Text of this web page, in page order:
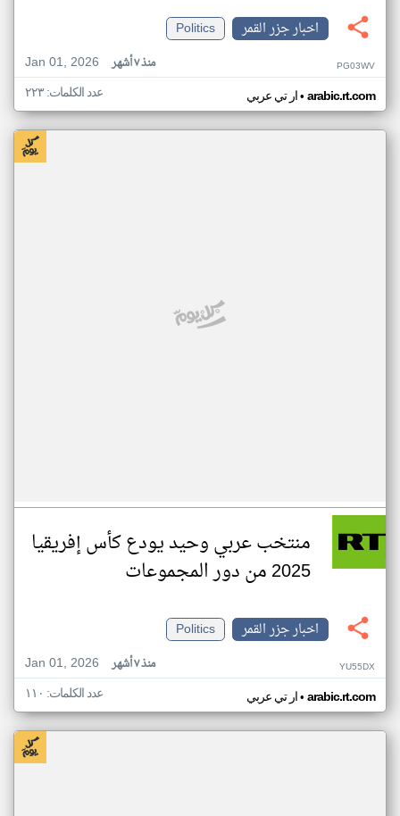
اخبار جزر القمر
Politics
Jan 01, 2026
منذ ٧ أشهر PG03WV
ار تي عربي• arabic.rt.com عدد الكلمات: ٢٢٣
منتخب عربي وحيد يودع كأس إفريقيا
2025 من دور المجموعات
اخبار جزر القمر
Politics
Jan 01, 2026
منذ ٧ أشهر YU55DX
ار تي عربي• arabic.rt.com عدد الكلمات: ١١٠